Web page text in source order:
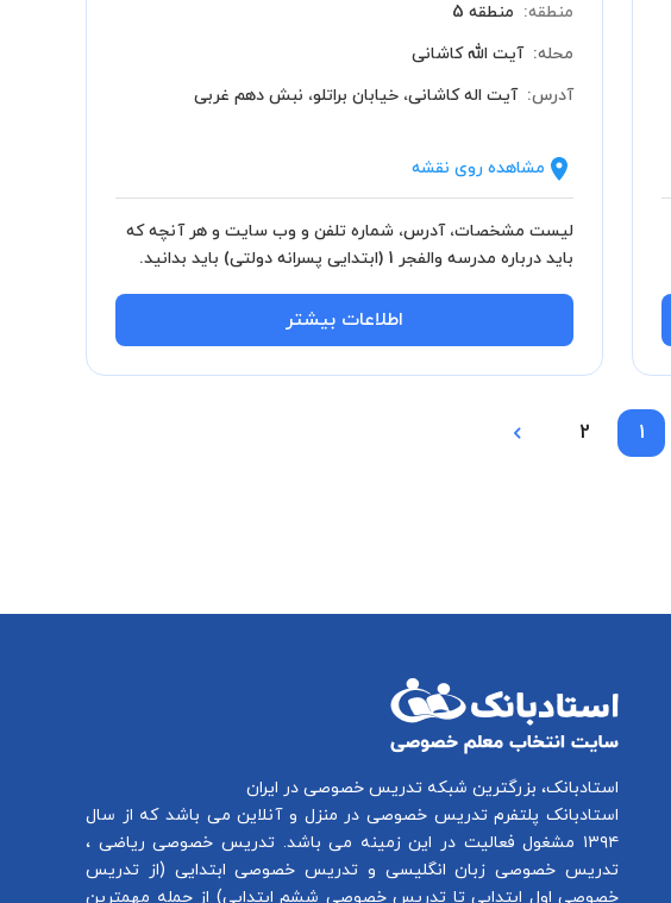
منطقه: منطقه 5
محله: آیت الله کاشانی
آدرس: آیت اله کاشانی، خیابان براتلو، نبش دهم غربی
مشاهده روی نقشه
لیست مشخصات، آدرس، شماره تلفن و وب سایت و هر آنچه که
باید درباره مدرسه والفجر 1 (ابتدایی پسرانه دولتی) باید بدانید.
اطلاعات بیشتر
1
2
استادبانک، بزرگترین شبکه تدریس خصوصی در ایران
استادبانک پلتفرمتدریس خصوصی در منزل و آنلاین می باشد که از سال
۱۳۹۴ مشغول فعالیت در این زمینه می باشد.
تدریس خصوصی ریاضی ،
تدریس خصوصی زبان انگلیسی و تدریس خصوصی ابتدایی (از تدریس
خصوصی اول ابتداییتا تدریس خصوصی ششم ابتدایی) از جمله مهمترین